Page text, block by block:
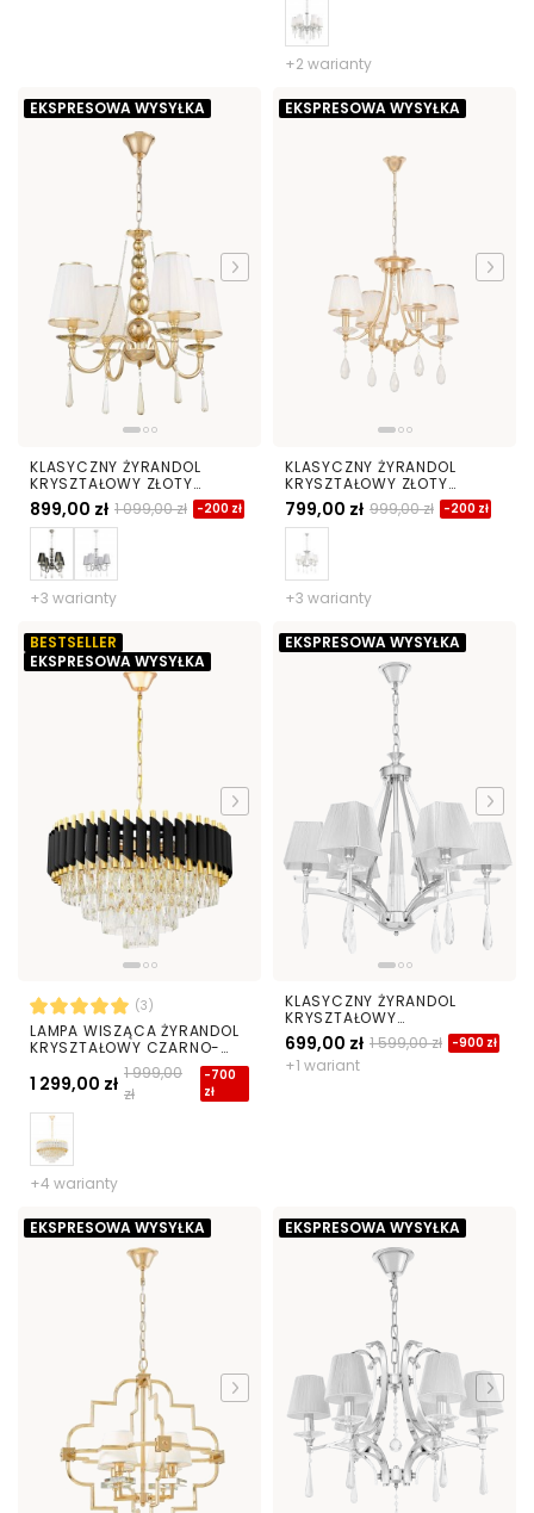
+2 warianty
EKSPRESOWA WYSYŁKA
KLASYCZNY ŻYRANDOL
KRYSZTAŁOWY ZŁOTY
FABIONE W4
899,00 zł 1 099,00 zł -200 zł
+3 warianty
EKSPRESOWA WYSYŁKA
KLASYCZNY ŻYRANDOL
KRYSZTAŁOWY ZŁOTY
DOMINNI W4
799,00 zł 999,00 zł -200 zł
+3 warianty
BESTSELLER
EKSPRESOWA WYSYŁKA
(3)
LAMPA WISZĄCA ŻYRANDOL
KRYSZTAŁOWY CZARNO-
ZŁOTY MAZINI D50
1 299,00 zł 1 999,00
zł
-700
zł
+4 warianty
EKSPRESOWA WYSYŁKA
KLASYCZNY ŻYRANDOL
KRYSZTAŁOWY
CHROMOWANY VALENTINA
W6
699,00 zł 1 599,00 zł -900 zł
+1 wariant
EKSPRESOWA WYSYŁKA EKSPRESOWA WYSYŁKA